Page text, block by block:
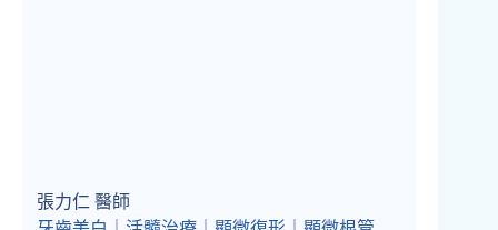
張力仁 醫師